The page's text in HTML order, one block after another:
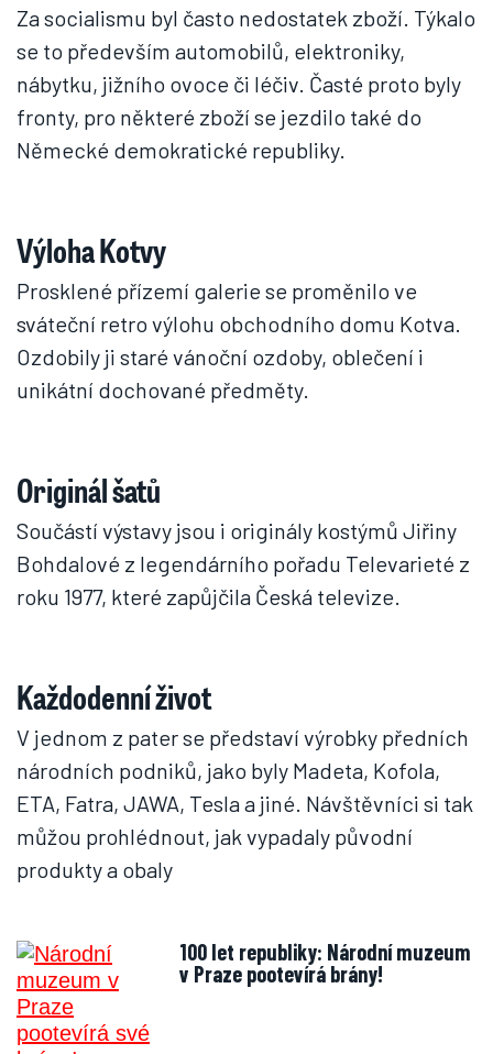
Za socialismu byl často nedostatek zboží. Týkalo
se to především automobilů, elektroniky,
nábytku, jižního ovoce či léčiv. Časté proto byly
fronty, pro některé zboží se jezdilo také do
Německé demokratické republiky.
Výloha Kotvy
Prosklené přízemí galerie se proměnilo ve
sváteční retro výlohu obchodního domu Kotva.
Ozdobily ji staré vánoční ozdoby, oblečení i
unikátní dochované předměty.
Originál šatů
Součástí výstavy jsou i originály kostýmů Jiřiny
Bohdalové z legendárního pořadu Televarieté z
roku 1977, které zapůjčila Česká televize.
Každodenní život
V jednom z pater se představí výrobky předních
národních podniků, jako byly Madeta, Kofola,
ETA, Fatra, JAWA, Tesla a jiné. Návštěvníci si tak
můžou prohlédnout, jak vypadaly původní
produkty a obaly
100 let republiky: Národní muzeum
v Praze pootevírá brány!